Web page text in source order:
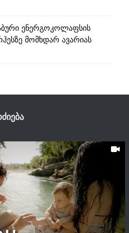
ენერგოკოლაფსის
მომხდარ ავარიას